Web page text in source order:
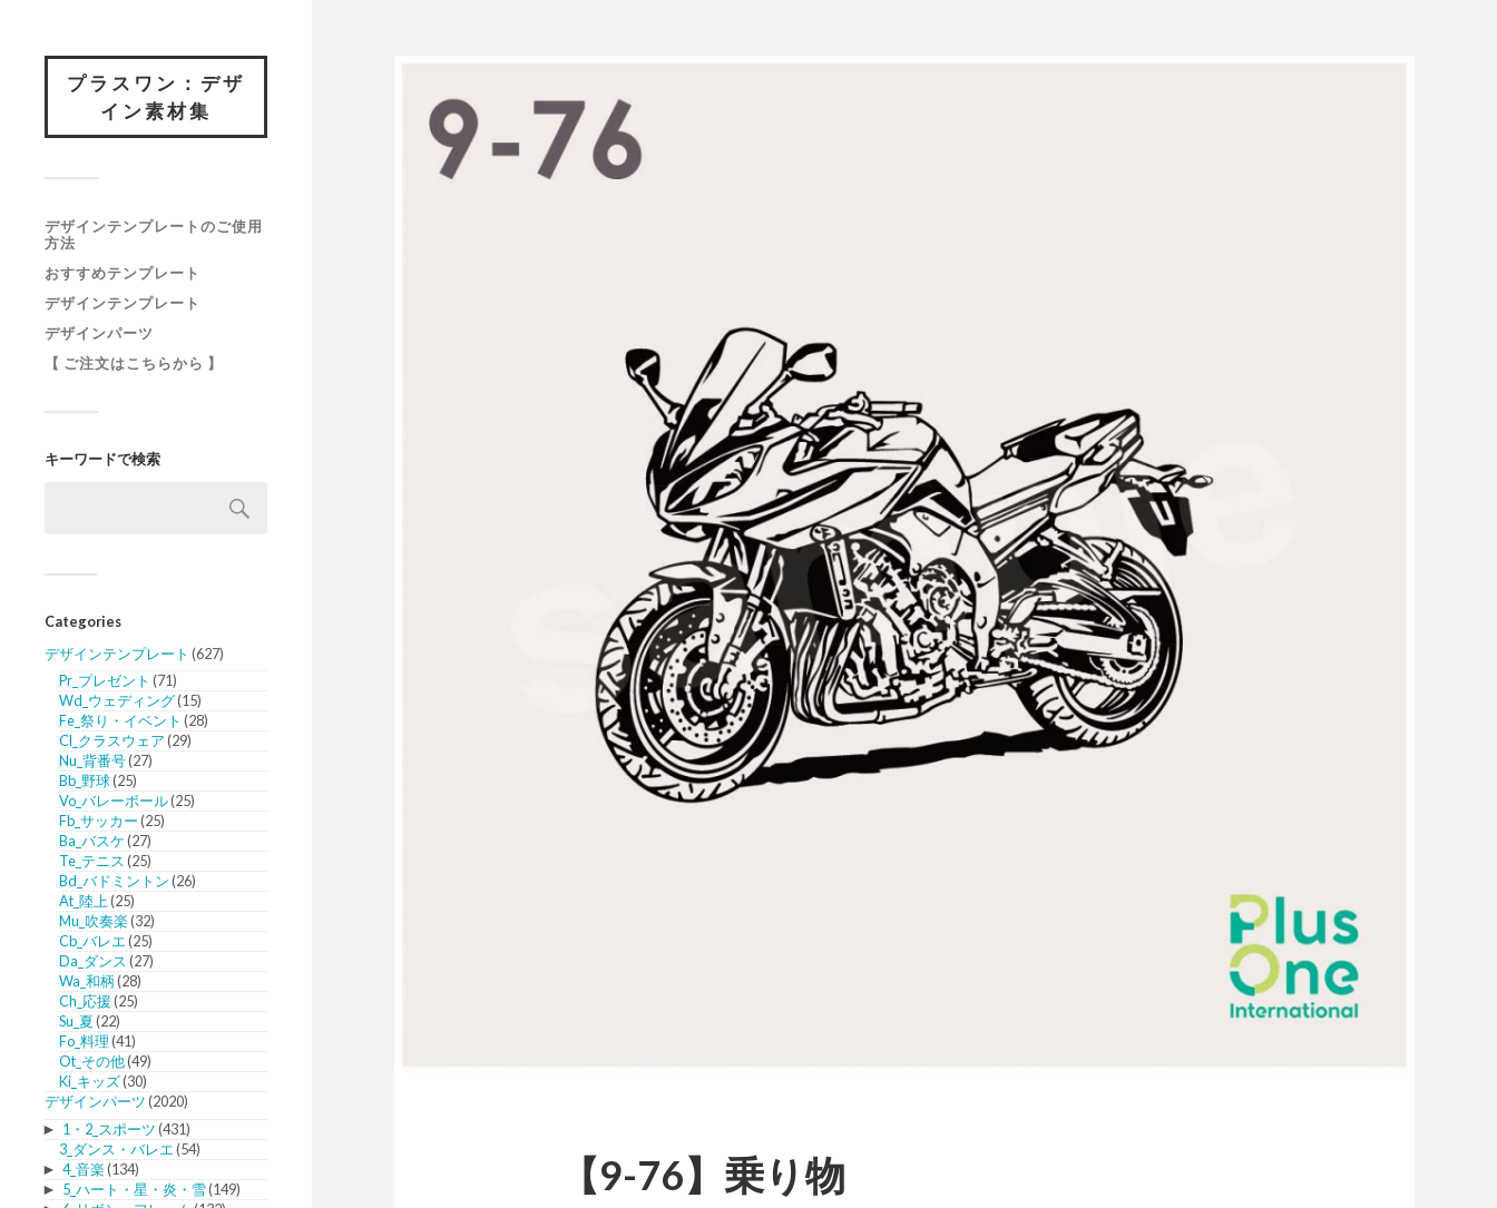
プラスワン：デザ
イン素材集
デザインテンプレートのご使用
方法
おすすめテンプレート
デザインテンプレート
デザインパーツ
【 ご注文はこちらから 】
キーワードで検索
Categories
デザインテンプレート (627)
Pr_プレゼント (71)
Wd_ウェディング(15)
Fe_祭り・イベント (28)
Cl_クラスウェア(29)
Nu_背番号(27)
Bb_野球(25)
Vo_バレーボール(25)
Fb_サッカー(25)
Ba_バスケ(27)
Te_テニス(25)
Bd_バドミントン(26)
At_陸上(25)
Mu_吹奏楽(32)
Cb_バレエ(25)
Da_ダンス(27)
Wa_和柄(28)
Ch_応援(25)
Su_夏(22)
Fo_料理(41)
Ot_その他(49)
Ki_キッズ(30)
デザインパーツ(2020)
► 1・2_スポーツ(431)
3_ダンス・バレエ(54)
► 4_音楽(134)
► 5_ハート・星・炎・雪(149)
【9-76】乗り物